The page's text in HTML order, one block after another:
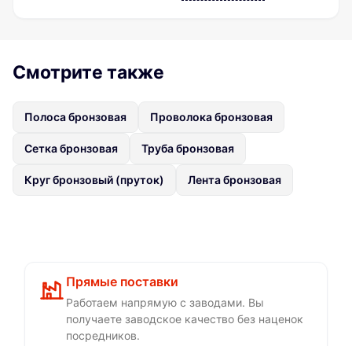
Смотрите также
Полоса бронзовая Проволока бронзовая
Сетка бронзовая Труба бронзовая
Круг бронзовый (пруток) Лента бронзовая
Прямые поставки
Работаем напрямую с заводами. Вы
получаете заводское качество без наценок
посредников.